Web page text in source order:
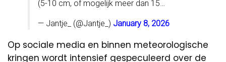
(5-10 cm, of mogelijk meer dan 15…
— Jantje_ (@Jantje_) January 8, 2026
Op sociale media en binnen meteorologische
kringen wordt intensief gespeculeerd over de